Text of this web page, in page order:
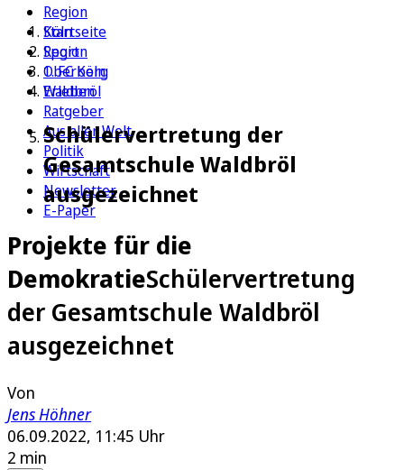
Region
Köln
Sport
1. FC Köln
Erleben
Ratgeber
Aus aller Welt
Politik
Wirtschaft
Newsletter
E-Paper
Startseite
Region
Oberberg
Waldbröl
Schülervertretung der
Gesamtschule Waldbröl
ausgezeichnet
Projekte für die
DemokratieSchülervertretung
der Gesamtschule Waldbröl
ausgezeichnet
Von
Jens Höhner
06.09.2022, 11:45 Uhr
2 min